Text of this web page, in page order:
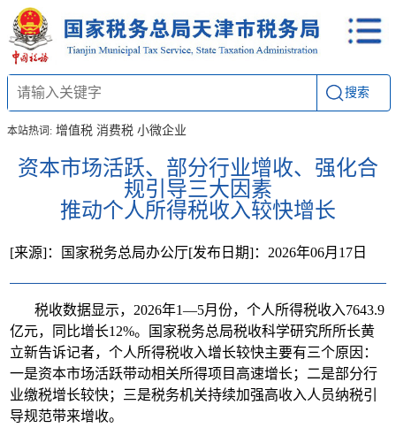
搜索
本站热词: 增值税 消费税 小微企业
资本市场活跃、部分行业增收、强化合
规引导三大因素
推动个人所得税收入较快增长
[发布日期]：2026年06月17日
[来源]：国家税务总局办公厅
税收数据显示，2026年1—5月份，个人所得税收入7643.9
亿元，同比增长12%。国家税务总局税收科学研究所所长黄
立新告诉记者，个人所得税收入增长较快主要有三个原因：
一是资本市场活跃带动相关所得项目高速增长；二是部分行
业缴税增长较快；三是税务机关持续加强高收入人员纳税引
导规范带来增收。